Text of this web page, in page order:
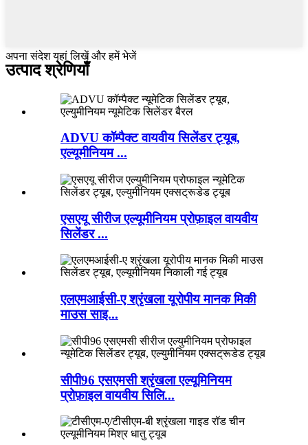
अपना संदेश यहां लिखें और हमें भेजें
उत्पाद श्रेणियाँ
ADVU कॉम्पैक्ट वायवीय सिलेंडर ट्यूब,
एल्यूमीनियम ...
एसएयू सीरीज एल्यूमीनियम प्रोफ़ाइल वायवीय
सिलेंडर ...
एलएमआईसी-ए श्रृंखला यूरोपीय मानक मिकी
माउस साइ...
सीपी96 एसएमसी श्रृंखला एल्यूमिनियम
प्रोफ़ाइल वायवीय सिलि...